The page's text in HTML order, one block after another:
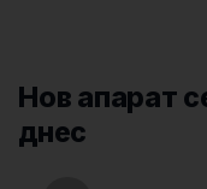
Нов апарат
днес